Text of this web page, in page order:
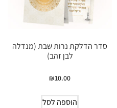
סדר הדלקת נרות שבת (מנדלה
לבן זהב)
₪10.00
הוספה לסל